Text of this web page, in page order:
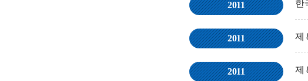
2011 한
2011 제
2011 제